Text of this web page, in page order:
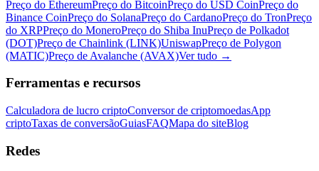
Preço do EthereumPreço do BitcoinPreço do USD CoinPreço do
Binance CoinPreço do SolanaPreço do CardanoPreço do TronPreço
do XRPPreço do MoneroPreço do Shiba InuPreço de Polkadot
(DOT)Preço de Chainlink (LINK)UniswapPreço de Polygon
(MATIC)Preço de Avalanche (AVAX)Ver tudo →
Ferramentas e recursos
Calculadora de lucro criptoConversor de criptomoedasApp
criptoTaxas de conversãoGuiasFAQMapa do siteBlog
Redes